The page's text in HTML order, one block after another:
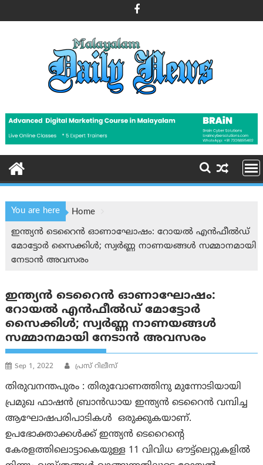
to
You are here
Home
ഇന്ത്യന്‍ ടെറൈന്‍ ഓണാഘോഷം: റോയല്‍ എന്‍ഫീല്‍ഡ്
മോട്ടോര്‍ സൈക്കിള്‍; സ്വര്‍ണ്ണ നാണയങ്ങള്‍ സമ്മാനമായി
നേടാന്‍ അവസരം
ഇന്ത്യന്‍ ടെറൈന്‍ ഓണാഘോഷം:
റോയല്‍ എന്‍ഫീല്‍ഡ് മോട്ടോര്‍
സൈക്കിള്‍; സ്വര്‍ണ്ണ നാണയങ്ങള്‍
സമ്മാനമായി നേടാന്‍ അവസരം
Sep 1, 2022 പ്രസ് റിലീസ്
തിരുവനന്തപുരം : തിരുവോണത്തിനു മുന്നോടിയായി
പ്രമുഖ ഫാഷൻ ബ്രാൻഡായ ഇന്ത്യൻ ടെറൈൻ വമ്പിച്ച
ആഘോഷപരിപാടികൾ ഒരുക്കുകയാണ്.
ഉപഭോക്താക്കൾക്ക് ഇന്ത്യൻ ടെറൈന്റെ
കേരളത്തിലൊട്ടാകെയുള്ള 11 വിവിധ ഔട്ട്‌ലെറ്റുകളിൽ